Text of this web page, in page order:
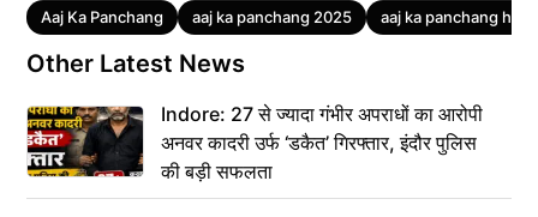
Tags
Aaj Ka Panchang aaj ka panchang 2025 aaj ka panchang hindi
Other Latest News
Indore: 27 से ज्यादा गंभीर अपराधों का आरोपी
अनवर कादरी उर्फ ‘डकैत’ गिरफ्तार, इंदौर पुलिस
की बड़ी सफलता